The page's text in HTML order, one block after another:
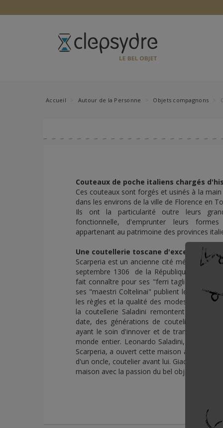
Accueil Autour de la Personne Objets compagnons
Couteaux de poche italiens chargés
Ces couteaux sont forgés et usinés à la
dans les environs de la ville de Florence en
Ils ont la particularité outre leurs
fonctionnelle, d'emprunter leurs
appartenant au patrimoine des provinces
Une coutellerie toscane d'excellence
Scarperia est un ancienne cité médiévale
septembre 1306 de la République
fait connaître pour ses "ferri taglienti" ( litt.
ses "maestri Coltelinai" publient le statut
les règles et la qualité des modes de
la coutellerie Saladini remontent au milieu
date, des générations de couteliers
ayant le soin d'innover et de transmettre un
monde entier. Leonardo Saladini, issu d'un
Scarperia, a ouvert cette maison après avoir
d'un oncle, coutelier avant lui. Giacomo
maison avec la passion du bel objet.